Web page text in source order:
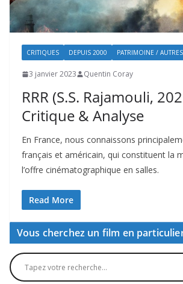
CRITIQUES DEPUIS 2000 PATRIMOINE / AUTRES
3 janvier 2023 Quentin Coray
RRR (S.S. Rajamouli,
Critique & Analyse
En France, nous connaissons
français et américain, qui constituent la
l’offre cinématographique en salles.
Read More
Vous cherchez un film en